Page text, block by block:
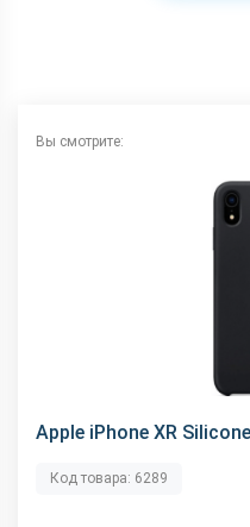
Вы смотрите:
Apple iPhone XR
Код товара: 6289